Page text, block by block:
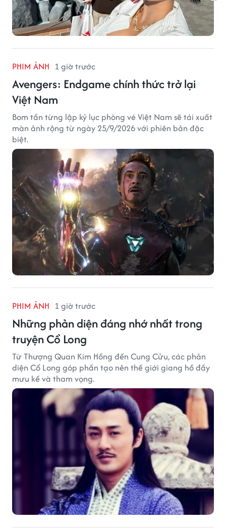
PHIM ẢNH 1 giờ trước
Avengers: Endgame chính thức trở lại
Việt Nam
Bom tấn từng lập kỷ lục phòng vé Việt Nam sẽ tái xuất
màn ảnh rộng từ ngày 25/9/2026 với phiên bản đặc
biệt.
PHIM ẢNH 1 giờ trước
Những phản diện đáng nhớ nhất trong
truyện Cổ Long
Từ Thượng Quan Kim Hồng đến Cung Cửu, các phản
diện Cổ Long góp phần tạo nên thế giới giang hồ đầy
mưu kế và tham vọng.